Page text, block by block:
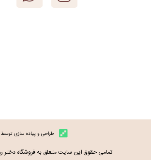
طراحی و پیاده سازی توسط
تمامی حقوق این سایت متعلق به فروشگاه دختر